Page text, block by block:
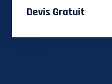
Devis Gratuit